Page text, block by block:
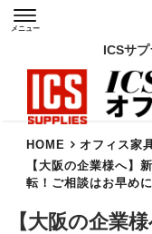
ICSサ
メニュー
HOME オフィス家
【大阪の企業様へ】
転！ご相談はお早めに
【大阪の企業